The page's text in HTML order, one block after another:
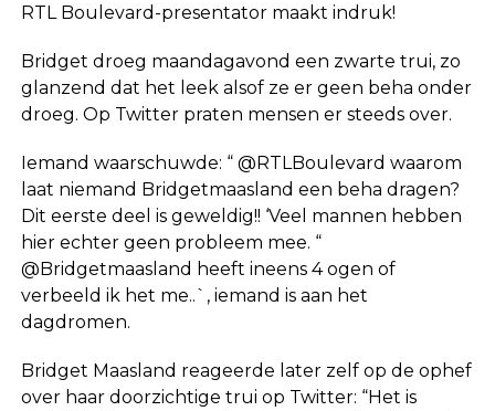
RTL Boulevard-presentator maakt indruk!
Bridget droeg maandagavond een zwarte trui, zo
glanzend dat het leek alsof ze er geen beha onder
droeg. Op Twitter praten mensen er steeds over.
Iemand waarschuwde: “ @RTLBoulevard waarom
laat niemand Bridgetmaasland een beha dragen?
Dit eerste deel is geweldig!! ‘Veel mannen hebben
hier echter geen probleem mee. “
@Bridgetmaasland heeft ineens 4 ogen of
verbeeld ik het me..`, iemand is aan het
dagdromen.
Bridget Maasland reageerde later zelf op de ophef
over haar doorzichtige trui op Twitter: “Het is